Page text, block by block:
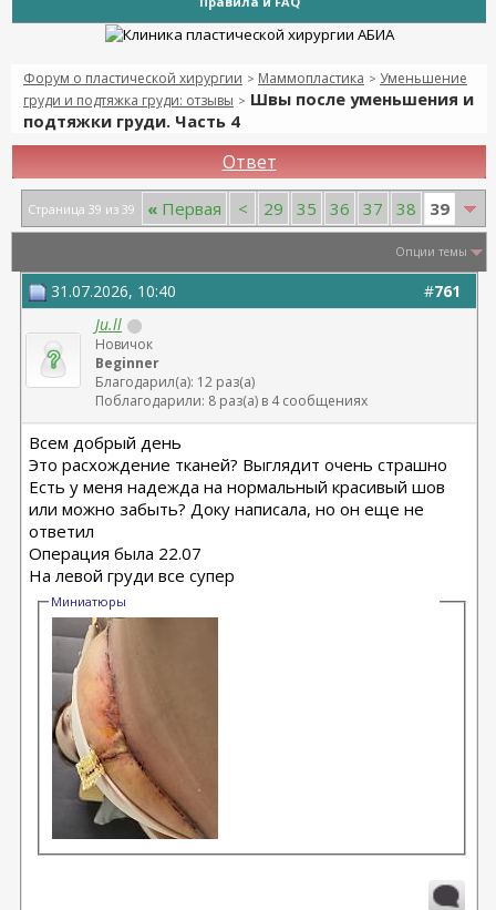
Форум о пластической хирургии > Маммопластика > Уменьшение
груди и подтяжка груди: отзывы > Швы после уменьшения и
подтяжки груди. Часть 4
Ответ
Страница 39 из 39 « Первая < 29 35 36 37 38 39
Опции темы
#761
31.07.2026, 10:40
Ju.ll
Новичок
Beginner
Благодарил(а): 12 раз(а)
Поблагодарили: 8 раз(а) в 4 сообщениях
Всем добрый день
Это расхождение тканей? Выглядит очень страшно
Есть у меня надежда на нормальный красивый шов
или можно забыть? Доку написала, но он еще не
ответил
Операция была 22.07
На левой груди все супер
Миниатюры